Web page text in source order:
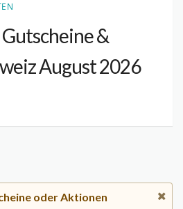
Gutscheine &
August 2026
oder Aktionen